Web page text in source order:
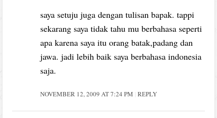
saya setuju juga dengan tulisan bapak. tappi
sekarang saya tidak tahu mu berbahasa seperti
apa karena saya itu orang batak,padang dan
jawa. jadi lebih baik saya berbahasa indonesia
saja.
NOVEMBER 12, 2009 AT 7:24 PM REPLY